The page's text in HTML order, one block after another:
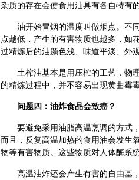
杂质的存在会使食用油具有各自特有
油开始冒烟的温度叫做烟点。不
点越低，产生的有害物质也越多，如
过精炼后的油颜色浅、味道平淡、外
土榨油基本是用压榨的工艺，物
的精炼过程中，并不容易出现黄曲霉
问题四：油炸食品会致癌？
要避免采用油脂高温烹调的方式
而且，反复高温加热的食用油会发生
物等有害物质。这些物质对人体酶系
高温油炸还会产生有害的自由基